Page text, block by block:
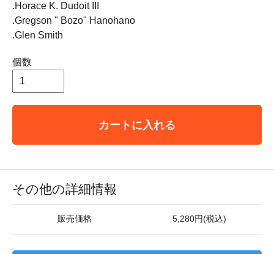
.Horace K. Dudoit III
.Gregson " Bozo" Hanohano
.Glen Smith
個数
カートに入れる
その他の詳細情報
販売価格 5,280円(税込)